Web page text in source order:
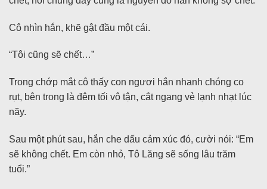
Cô nhìn hắn, khẽ gật đầu một cái.
“Tôi cũng sẽ chết…”
Trong chớp mắt cô thấy con ngươi hắn nhanh chóng co
rụt, bên trong là đêm tối vô tận, cắt ngang vẻ lạnh nhạt lúc
nãy.
Sau một phút sau, hắn che dấu cảm xúc đó, cười nói: “Em
sẽ không chết. Em còn nhỏ, Tô Lăng sẽ sống lâu trăm
tuổi.”